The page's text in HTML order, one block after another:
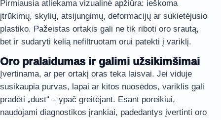
Pirmiausia atliekama vizualinė apžiūra: ieškoma
įtrūkimų, skylių, atsijungimų, deformacijų ar sukietėjusio
plastiko. Pažeistas ortakis gali ne tik riboti oro srautą,
bet ir sudaryti kelią nefiltruotam orui patekti į variklį.
Oro pralaidumas ir galimi užsikimšimai
Įvertinama, ar per ortakį oras teka laisvai. Jei viduje
susikaupia purvas, lapai ar kitos nuosėdos, variklis gali
pradėti „dust“ – ypač greitėjant. Esant poreikiui,
naudojami diagnostikos įrankiai, padedantys įvertinti oro